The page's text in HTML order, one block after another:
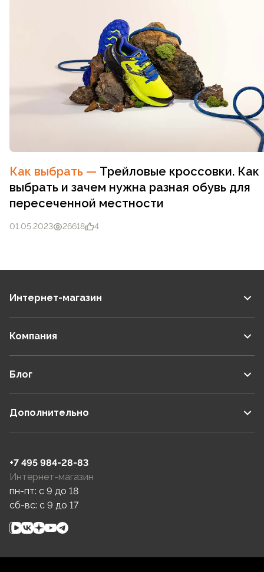
Как выбрать — Трейловые кроссовки. Как
выбрать и зачем нужна разная обувь для
пересеченной местности
01.05.2023 26618 4
Интернет-магазин
Компания
Блог
Дополнительно
+7 495 984-28-83
Интернет-магазин
пн-пт: c 9 до 18
сб-вс: c 9 до 17